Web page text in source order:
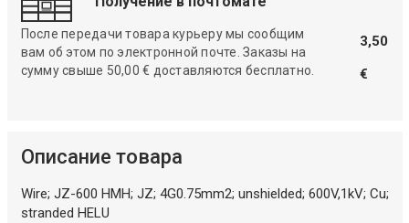
После передачи товара курьеру мы сообщим
вам об этом по электронной почте. Заказы на
сумму свыше 50,00 € доставляются бесплатно.
3,50
€
Описание товара
Wire; JZ-600 HMH; JZ; 4G0.75mm2; unshielded; 600V,1kV; Cu;
stranded HELU